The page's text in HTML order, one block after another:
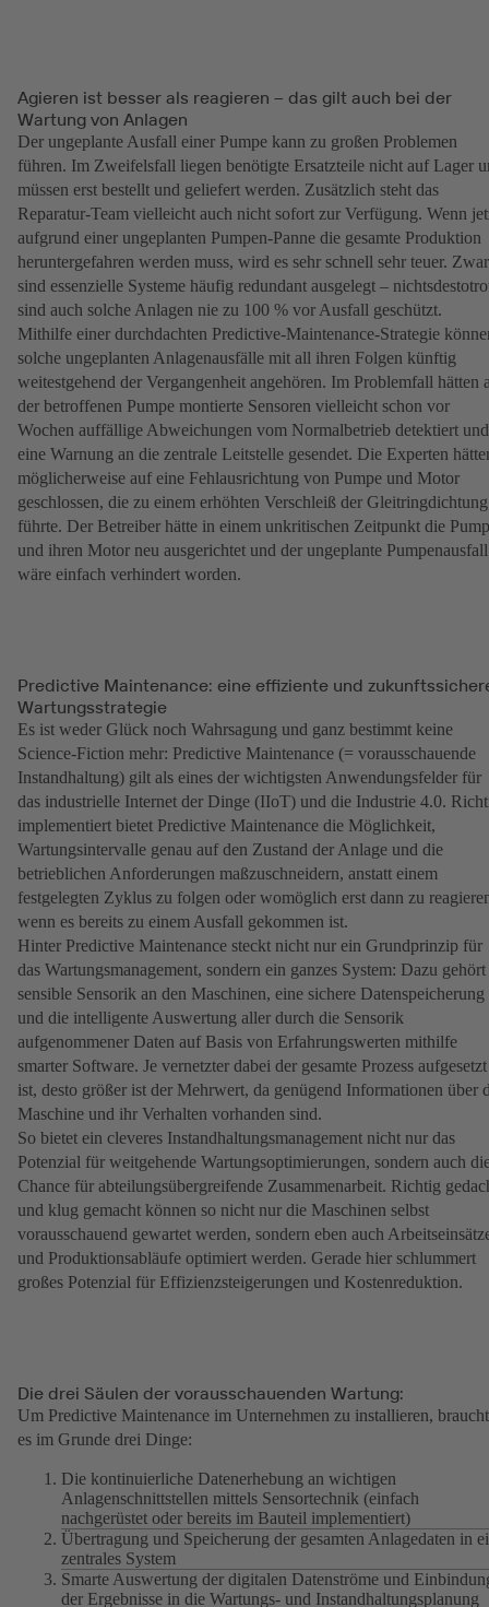
Agieren ist besser als reagieren – das gilt auch bei der
Wartung von Anlagen
Der ungeplante Ausfall einer Pumpe kann zu großen Problemen
führen. Im Zweifelsfall liegen benötigte Ersatzteile nicht auf Lager
müssen erst bestellt und geliefert werden. Zusätzlich steht das
Reparatur-Team vielleicht auch nicht sofort zur Verfügung. Wenn
aufgrund einer ungeplanten Pumpen-Panne die gesamte Produktion
heruntergefahren werden muss, wird es sehr schnell sehr teuer. Zwar
sind essenzielle Systeme häufig redundant ausgelegt –
sind auch solche Anlagen nie zu 100 % vor Ausfall geschützt.
Mithilfe einer durchdachten Predictive-Maintenance-Strategie
solche ungeplanten Anlagenausfälle mit all ihren Folgen künftig
weitestgehend der Vergangenheit angehören. Im Problemfall hätten
der betroffenen Pumpe montierte Sensoren vielleicht schon vor
Wochen auffällige Abweichungen vom Normalbetrieb detektiert und
eine Warnung an die zentrale Leitstelle gesendet. Die Experten
möglicherweise auf eine Fehlausrichtung von Pumpe und Motor
geschlossen, die zu einem erhöhten Verschleiß der Gleitringdichtung
führte. Der Betreiber hätte in einem unkritischen Zeitpunkt die
und ihren Motor neu ausgerichtet und der ungeplante Pumpenausfall
wäre einfach verhindert worden.
Predictive Maintenance: eine effiziente und
Wartungsstrategie
Es ist weder Glück noch Wahrsagung und ganz bestimmt keine
Science-Fiction mehr: Predictive Maintenance (= vorausschauende
Instandhaltung) gilt als eines der wichtigsten Anwendungsfelder für
das industrielle Internet der Dinge (IIoT) und die Industrie 4.0.
implementiert bietet Predictive Maintenance die Möglichkeit,
Wartungsintervalle genau auf den Zustand der Anlage und die
betrieblichen Anforderungen maßzuschneidern, anstatt einem
festgelegten Zyklus zu folgen oder womöglich erst dann zu
wenn es bereits zu einem Ausfall gekommen ist.
Hinter Predictive Maintenance steckt nicht nur ein Grundprinzip für
das Wartungsmanagement, sondern ein ganzes System: Dazu gehört
sensible Sensorik an den Maschinen, eine sichere Datenspeicherung
und die intelligente Auswertung aller durch die Sensorik
aufgenommener Daten auf Basis von Erfahrungswerten mithilfe
smarter Software. Je vernetzter dabei der gesamte Prozess aufgesetzt
ist, desto größer ist der Mehrwert, da genügend Informationen über
Maschine und ihr Verhalten vorhanden sind.
So bietet ein cleveres Instandhaltungsmanagement nicht nur das
Potenzial für weitgehende Wartungsoptimierungen, sondern auch
Chance für abteilungsübergreifende Zusammenarbeit. Richtig
und klug gemacht können so nicht nur die Maschinen selbst
vorausschauend gewartet werden, sondern eben auch
und Produktionsabläufe optimiert werden. Gerade hier schlummert
großes Potenzial für Effizienzsteigerungen und Kostenreduktion.
Die drei Säulen der vorausschauenden Wartung:
Um Predictive Maintenance im Unternehmen zu installieren, braucht
es im Grunde drei Dinge:
Die kontinuierliche Datenerhebung an wichtigen
Anlagenschnittstellen mittels Sensortechnik (einfach
nachgerüstet oder bereits im Bauteil implementiert)
Übertragung und Speicherung der gesamten Anlagedaten in
zentrales System
Smarte Auswertung der digitalen Datenströme und
der Ergebnisse in die Wartungs- und Instandhaltungsplanung